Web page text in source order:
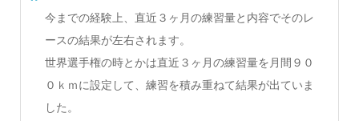
今までの経験上、直近３ヶ月の練習量と内容でそのレ
ースの結果が左右されます。
世界選手権の時とかは直近３ヶ月の練習量を月間９０
０ｋｍに設定して、練習を積み重ねて結果が出ていま
した。